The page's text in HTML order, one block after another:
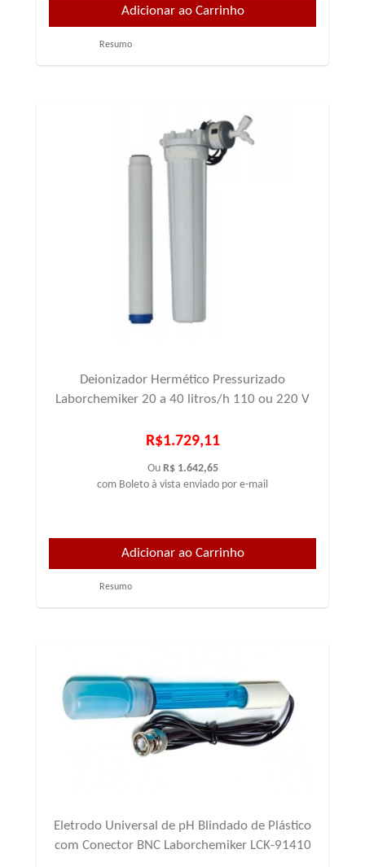
Resumo
Deionizador Hermético Pressurizado
Laborchemiker 20 a 40 litros/h 110 ou 220 V
R$1.729,11
Ou R$ 1.642,65
com Boleto à vista enviado por e-mail
Resumo
Eletrodo Universal de pH Blindado de Plástico
com Conector BNC Laborchemiker LCK-91410